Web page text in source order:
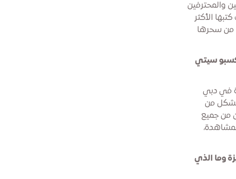
والمحترفين
الأكثر
من سحرها
سيتي
في دبي
كشكل من
من جميع
وما الذي